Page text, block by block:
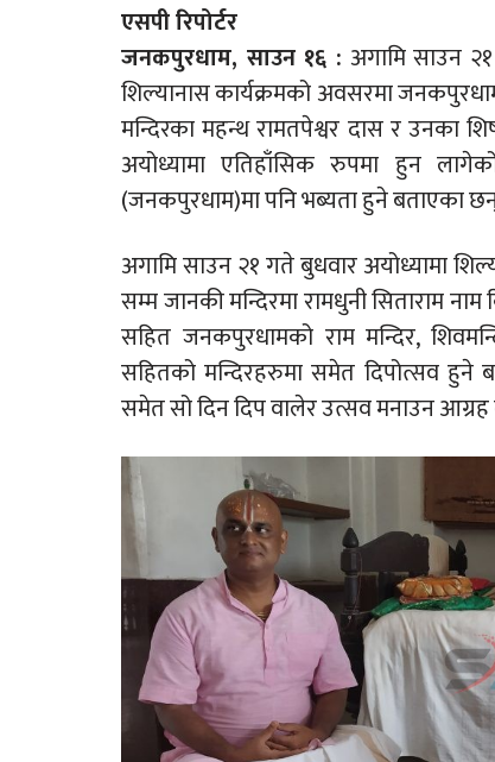
एसपी रिपोर्टर
जनकपुरधाम, साउन १६ : अगामि साउन
शिल्यानास कार्यक्रमको अवसरमा
मन्दिरका महन्थ रामतपेश्वर दास र उनका
अयोध्यामा एतिहाँसिक रुपमा हुन
(जनकपुरधाम)मा पनि भब्यता हुने बताएका
अगामि साउन २१ गते बुधवार अयोध्यामा
सम्म जानकी मन्दिरमा रामधुनी सिताराम
सहित जनकपुरधामको राम मन्दिर,
सहितको मन्दिरहरुमा समेत दिपोत्सव
समेत सो दिन दिप वालेर उत्सव मनाउन